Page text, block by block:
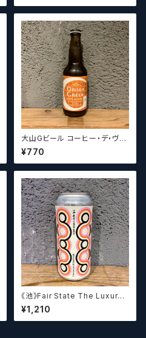
大山Gビール コーヒー・デ・ヴァ
イス【クラフトビール】
¥770
《池》Fair State The Luxury
of Restraint / フェアステイト
ザ ラグジュアリー オブ リストレ
イント【クラフトビールシザーズ】
¥1,210